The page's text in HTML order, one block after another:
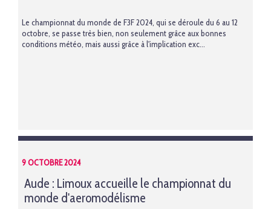
Le championnat du monde de F3F 2024, qui se déroule du 6 au 12
octobre, se passe très bien, non seulement grâce aux bonnes
conditions météo, mais aussi grâce à l'implication exc...
9 OCTOBRE 2024
Aude : Limoux accueille le championnat du
monde d'aeromodélisme